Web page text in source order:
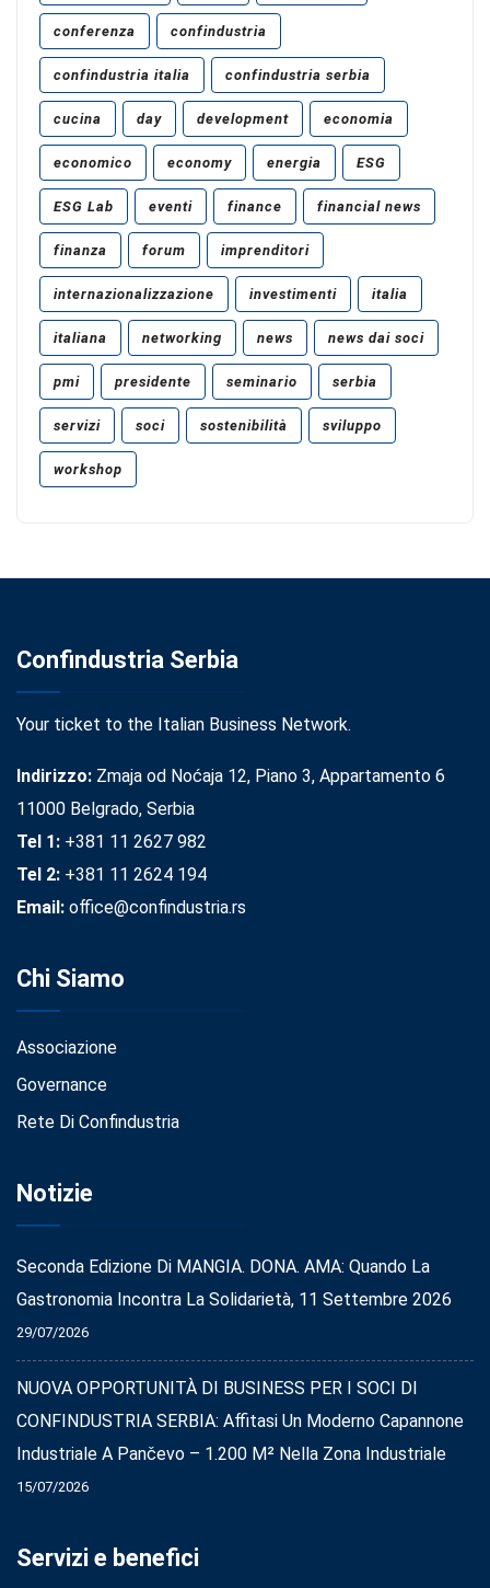
conferenza confindustria
confindustria italia confindustria serbia
cucina day development economia
economico economy energia ESG
ESG Lab eventi finance financial news
finanza forum imprenditori
internazionalizzazione investimenti italia
italiana networking news news dai soci
pmi presidente seminario serbia
servizi soci sostenibilità sviluppo
workshop
Confindustria Serbia
Your ticket to the Italian Business Network.
Indirizzo: Zmaja od Noćaja 12, Piano 3, Appartamento 6
11000 Belgrado, Serbia
Tel 1: +381 11 2627 982
Tel 2: +381 11 2624 194
Email: office@confindustria.rs
Chi Siamo
Associazione
Governance
Rete Di Confindustria
Notizie
Seconda Edizione Di MANGIA. DONA. AMA: Quando La
Gastronomia Incontra La Solidarietà, 11 Settembre 2026
29/07/2026
NUOVA OPPORTUNITÀ DI BUSINESS PER I SOCI DI
CONFINDUSTRIA SERBIA: Affitasi Un Moderno Capannone
Industriale A Pančevo – 1.200 M² Nella Zona Industriale
15/07/2026
Servizi e benefici